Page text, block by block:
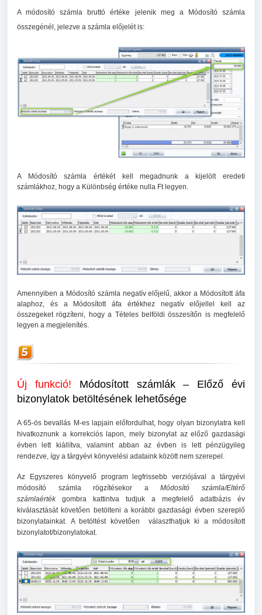
A módosító számla bruttó értéke jelenik meg a Módosító számla
összegénél, jelezve a számla előjelét is:
A Módosító számla értékét kell megadnunk a kijelölt eredeti
számlákhoz, hogy a Különbség értéke nulla Ft legyen.
Amennyiben a Módosító számla negatív előjelű, akkor a Módosított áfa
alaphoz, és a Módosított áfa értékhez negatív előjellel kell az
összegeket rögzíteni, hogy a Tételes belföldi összesítőn is megfelelő
legyen a megjelenítés.
Új funkció! Módosított számlák – Előző évi
bizonylatok betöltésének lehetősége
A 65-ös bevallás M-es lapjain előfordulhat, hogy olyan bizonylatra kell
hivatkoznunk a korrekciós lapon, mely bizonylat az előző gazdasági
évben lett kiállítva, valamint abban az évben is lett pénzügyileg
rendezve, így a tárgyévi könyvelési adataink között nem szerepel.
Az Egyszeres könyvelő program legfrissebb verziójával a tárgyévi
módosító számla rögzítésekor aMódosító számla/Eltérő
számlaértékgombra kattintva tudjuk a megfelelő adatbázis év
kiválasztását követően betölteni a korábbi gazdasági évben szereplő
bizonylatainkat. A betöltést követően választhatjuk ki a módosított
bizonylatot/bizonylatokat.